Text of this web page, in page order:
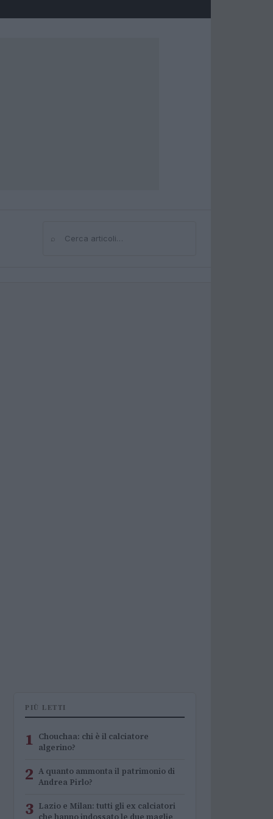
⌕Cerca
PIÙ LETTI
1 Chouchaa: chi è il calciatore
algerino?
2 A quanto ammonta il patrimonio di
Andrea Pirlo?
3 Lazio e Milan: tutti gli ex calciatori
che hanno indossato le due maglie